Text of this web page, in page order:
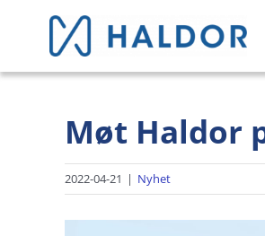
content
Møt Haldor
2022-04-21 | Nyhet